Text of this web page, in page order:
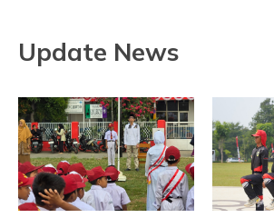
Update News